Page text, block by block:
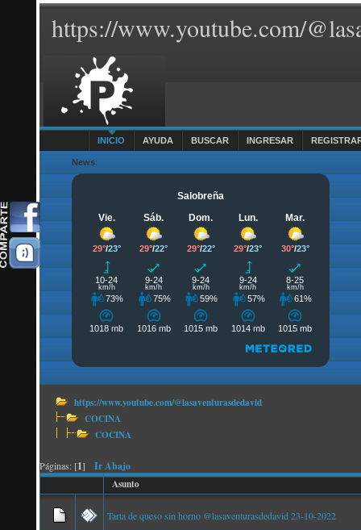
https://www.youtube.com/
INICIO AYUDA BUSCAR INGRESAR
News:
https://www.youtube.com/@lasaventurasdedavid
COCINA
COCINA
Páginas: [1] Ir Abajo
Asunto
Tarta de queso sin horno @lasaventurasdedavid 23-10-2022